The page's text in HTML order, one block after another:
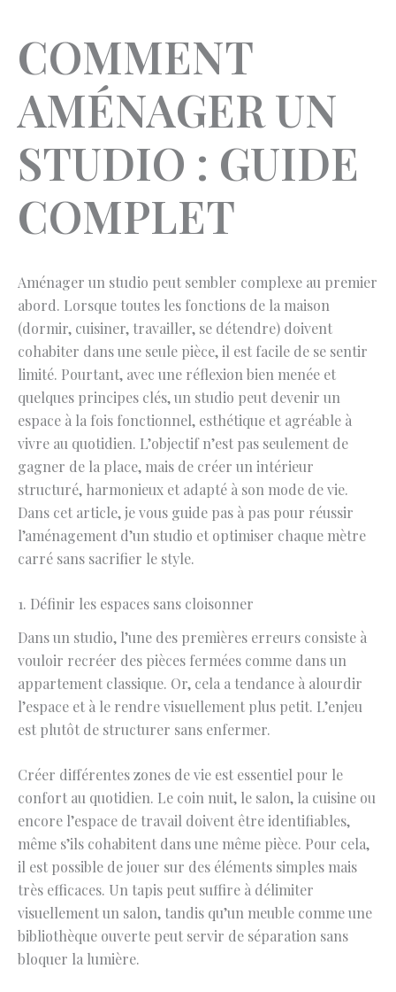
COMMENT
AMÉNAGER UN
STUDIO : GUIDE
COMPLET
Aménager un studio peut sembler complexe au premier
abord. Lorsque toutes les fonctions de la maison
(dormir, cuisiner, travailler, se détendre) doivent
cohabiter dans une seule pièce, il est facile de se sentir
limité. Pourtant, avec une réflexion bien menée et
quelques principes clés, un studio peut devenir un
espace à la fois fonctionnel, esthétique et agréable à
vivre au quotidien. L’objectif n’est pas seulement de
gagner de la place, mais de créer un intérieur
structuré, harmonieux et adapté à son mode de vie.
Dans cet article, je vous guide pas à pas pour réussir
l’aménagement d’un studio et optimiser chaque mètre
carré sans sacrifier le style.
1. Définir les espaces sans cloisonner
Dans un studio, l’une des premières erreurs consiste à
vouloir recréer des pièces fermées comme dans un
appartement classique. Or, cela a tendance à alourdir
l’espace et à le rendre visuellement plus petit. L’enjeu
est plutôt de structurer sans enfermer.
Créer différentes zones de vie est essentiel pour le
confort au quotidien. Le coin nuit, le salon, la cuisine ou
encore l’espace de travail doivent être identifiables,
même s’ils cohabitent dans une même pièce. Pour cela,
il est possible de jouer sur des éléments simples mais
très efficaces. Un tapis peut suffire à délimiter
visuellement un salon, tandis qu’un meuble comme une
bibliothèque ouverte peut servir de séparation sans
bloquer la lumière.